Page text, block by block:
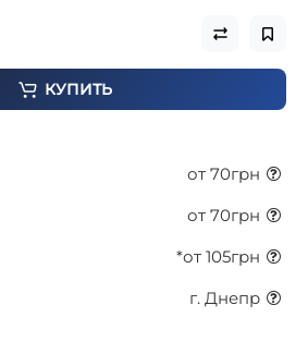
КУПИТЬ
от 70грн
от 70грн
*от 105грн
г. Днепр